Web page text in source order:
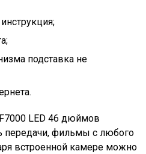
подставка не
LED 46 дюймов
передачи, фильмы с любого
встроенной камере можно